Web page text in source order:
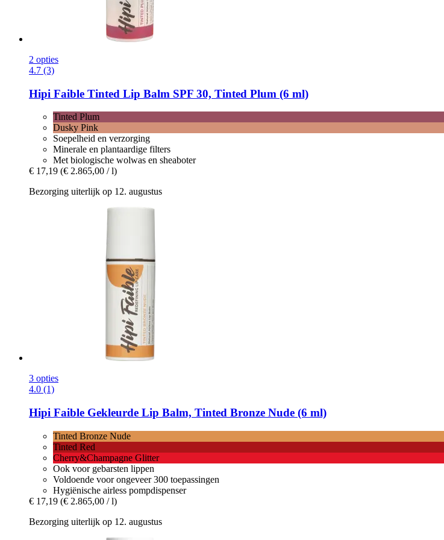
2 opties
4.7 (3)
Hipi Faible Tinted Lip Balm SPF 30, Tinted Plum (6 ml)
Tinted Plum
Dusky Pink
Soepelheid en verzorging
Minerale en plantaardige filters
Met biologische wolwas en sheaboter
€ 17,19 (€ 2.865,00 / l)
Bezorging uiterlijk op 12. augustus
3 opties
4.0 (1)
Hipi Faible Gekleurde Lip Balm, Tinted Bronze Nude (6 ml)
Tinted Bronze Nude
Tinted Red
Cherry&Champagne Glitter
Ook voor gebarsten lippen
Voldoende voor ongeveer 300 toepassingen
Hygiënische airless pompdispenser
€ 17,19 (€ 2.865,00 / l)
Bezorging uiterlijk op 12. augustus